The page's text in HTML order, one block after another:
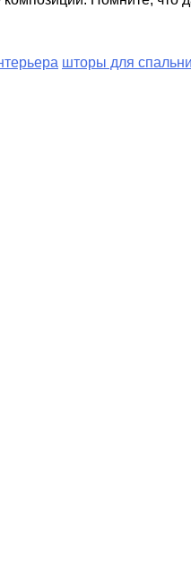
шторы для спальни